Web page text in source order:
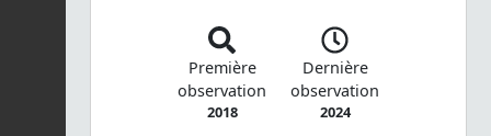
Première
observation
2018
Dernière
observation
2024